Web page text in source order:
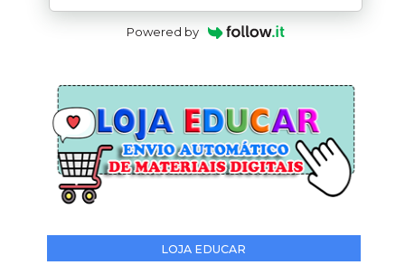
Powered by
LOJA EDUCAR